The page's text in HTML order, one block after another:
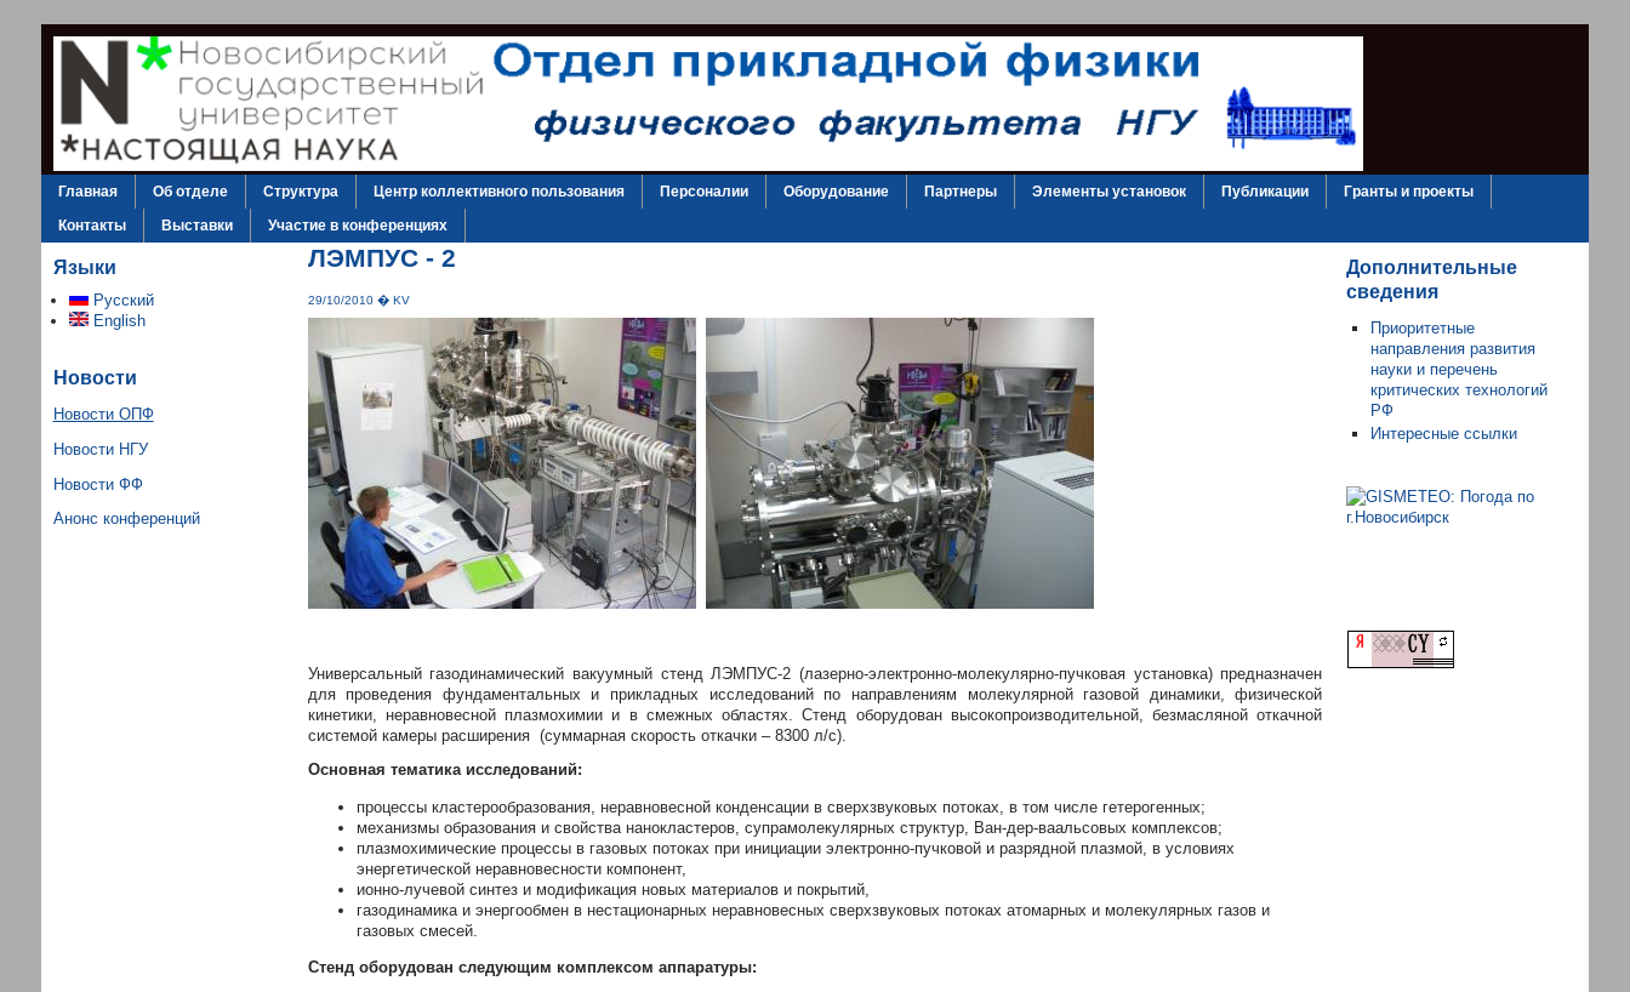
Главная Об отделе Структура Центр коллективного пользования Персоналии Оборудование Партнеры Элементы установок Публикации
Гранты и проекты
Контакты
Выставки Участие в конференциях
Языки
Русский
English
Новости
Новости ОПФ
Новости НГУ
Новости ФФ
Анонс конференций
ЛЭМПУС - 2
29/10/2010 � KV
Универсальный газодинамический вакуумный стенд ЛЭМПУС-2 (лазерно-электронно-молекулярно-пучковая установка) предназначен
для проведения фундаментальных и прикладных исследований по направлениям молекулярной газовой динамики, физической
кинетики, неравновесной плазмохимии и в смежных областях. Стенд оборудован высокопроизводительной, безмасляной откачной
системой камеры расширения (суммарная скорость откачки – 8300 л/с).
Основная тематика исследований:
процессы кластерообразования, неравновесной конденсации в сверхзвуковых потоках, в том числе гетерогенных;
механизмы образования и свойства нанокластеров, супрамолекулярных структур, Ван-дер-ваальсовых комплексов;
плазмохимические процессы в газовых потоках при инициации электронно-пучковой и разрядной плазмой, в условиях
энергетической неравновесности компонент,
ионно-лучевой синтез и модификация новых материалов и покрытий,
газодинамика и энергообмен в нестационарных неравновесных сверхзвуковых потоках атомарных и молекулярных газов и
газовых смесей.
Стенд оборудован следующим комплексом аппаратуры:
Дополнительные
сведения
Приоритетные
направления развития
науки и перечень
критических технологий
РФ
Интересные ссылки